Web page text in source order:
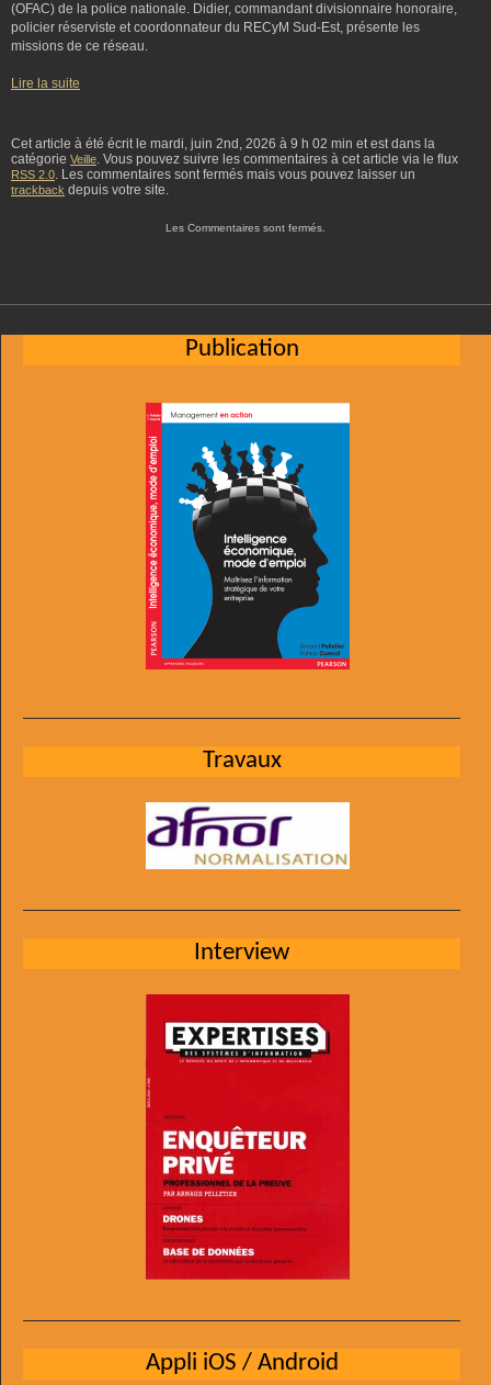
(OFAC) de la police nationale. Didier, commandant divisionnaire honoraire,
policier réserviste et coordonnateur du RECyM Sud-Est, présente les
missions de ce réseau.
Lire la suite
Cet article à été écrit le mardi, juin 2nd, 2026 à 9 h 02 min et est dans la
catégorie Veille. Vous pouvez suivre les commentaires à cet article via le flux
RSS 2.0. Les commentaires sont fermés mais vous pouvez laisser un
trackback depuis votre site.
Les Commentaires sont fermés.
Publication
Travaux
Interview
Appli iOS / Android